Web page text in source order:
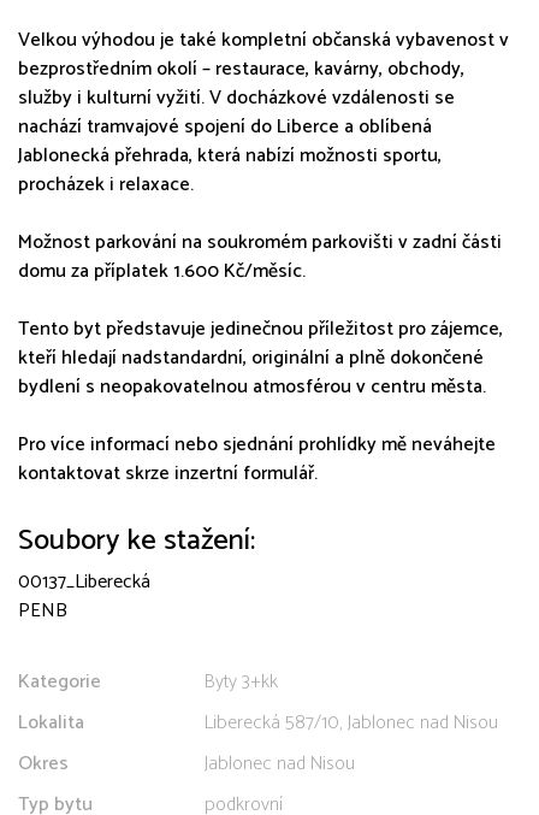
Velkou výhodou je také kompletní občanská vybavenost v
bezprostředním okolí – restaurace, kavárny, obchody,
služby i kulturní vyžití. V docházkové vzdálenosti se
nachází tramvajové spojení do Liberce a oblíbená
Jablonecká přehrada, která nabízí možnosti sportu,
procházek i relaxace.
Možnost parkování na soukromém parkovišti v zadní části
domu za příplatek 1.600 Kč/měsíc.
Tento byt představuje jedinečnou příležitost pro zájemce,
kteří hledají nadstandardní, originální a plně dokončené
bydlení s neopakovatelnou atmosférou v centru města.
Pro více informací nebo sjednání prohlídky mě neváhejte
kontaktovat skrze inzertní formulář.
Soubory ke stažení:
00137_Liberecká
PENB
Kategorie
Byty 3+kk
Lokalita
Liberecká 587/10, Jablonec nad Nisou
Okres
Jablonec nad Nisou
Typ bytu
podkrovní